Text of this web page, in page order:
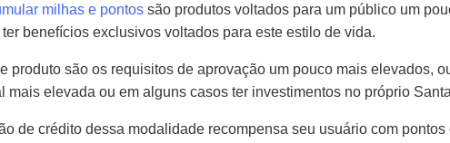
milhas e pontos são produtos voltados para um público um
benefícios exclusivos voltados para este estilo de vida.
produto são os requisitos de aprovação um pouco mais elevados,
mais elevada ou em alguns casos ter investimentos no próprio
de crédito dessa modalidade recompensa seu usuário com